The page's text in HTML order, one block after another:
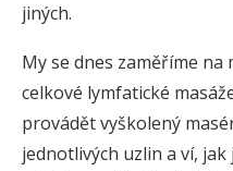
jiných.
My se dnes zaměříme na
celkové lymfatické
provádět vyškolený
jednotlivých uzlin a ví,